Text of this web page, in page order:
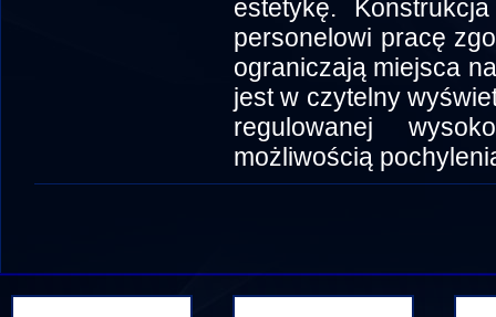
estetykę.
personelowi pracę
ograniczają miejsca
jest w czytelny
regulowanej
możliwością